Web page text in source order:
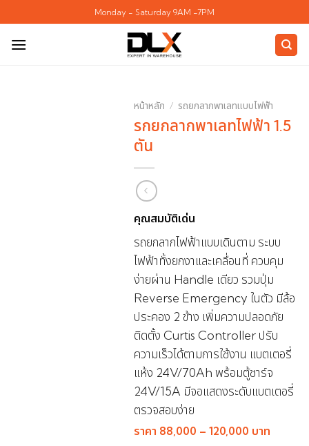
ไป
Monday - Saturday 9AM -7PM
หน้าหลัก / รถยกลากพาเลทแบบไฟฟ้า
รกยกลากพาเลทไฟฟ้า 1.5
ตัน
คุณสมบัติเด่น
รถยกลากไฟฟ้าแบบเดินตาม ระบบ
ไฟฟ้าทั้งยกงาและเคลื่อนที่ ควบคุม
ง่ายผ่าน Handle เดียว รวมปุ่ม
Reverse Emergency ในตัว มีล้อ
ประคอง 2 ข้าง เพิ่มความปลอดภัย
ติดตั้ง Curtis Controller ปรับ
ความเร็วได้ตามการใช้งาน แบตเตอรี่
แห้ง 24V/70Ah พร้อมตู้ชาร์จ
24V/15A มีจอแสดงระดับแบตเตอรี่
ตรวจสอบง่าย
ราคา 88,000 – 120,000 บาท